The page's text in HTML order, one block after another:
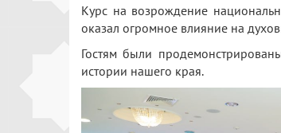
Курс на возрождение
оказал огромное влияние на
Гостям были
истории нашего края.